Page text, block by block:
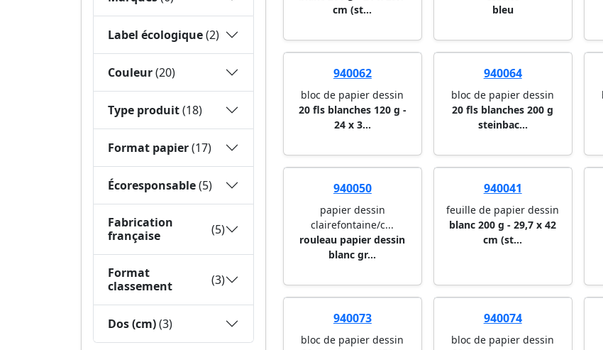
Label écologique(2)
Couleur(20)
Type produit(18)
Format papier(17)
Écoresponsable(5)
Fabrication
française
(5)
Format
classement
(3)
Dos (cm)(3)
cm (st...
bleu
940062
bloc de papier dessin
20 fls blanches 120 g -
24 x 3...
940064
bloc de papier dessin
20 fls blanches 200 g
steinbac...
940050
papier dessin
clairefontaine/c...
rouleau papier dessin
blanc gr...
940041
feuille de papier dessin
blanc 200 g - 29,7 x 42
cm (st...
940073
bloc de papier dessin
940074
bloc de papier dessin